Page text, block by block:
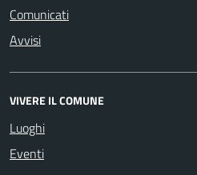
Comunicati
Avvisi
VIVERE IL COMUNE
Luoghi
Eventi